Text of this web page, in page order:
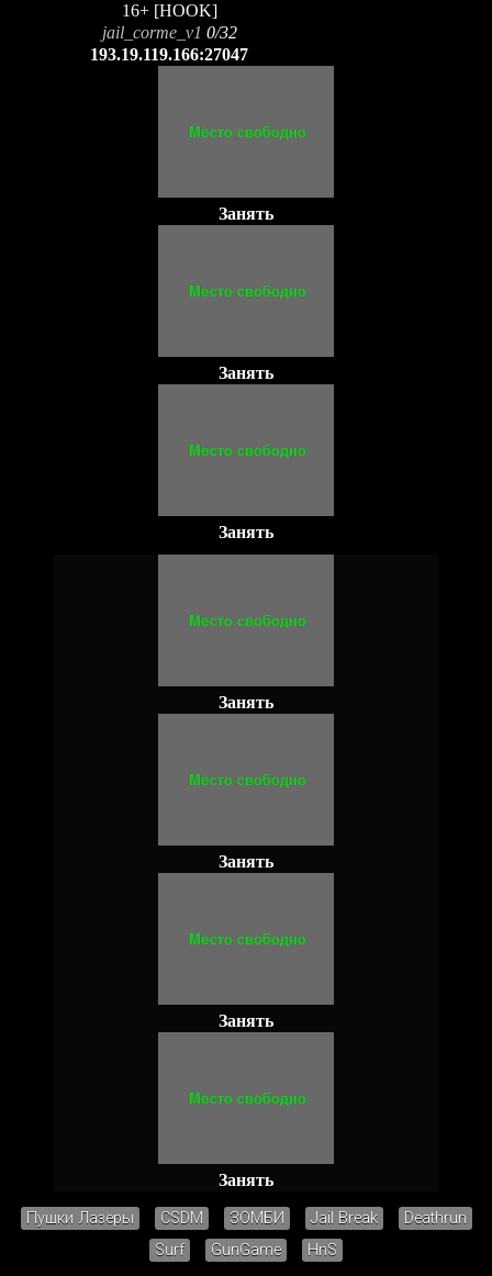
16+ [HOOK]
jail_corme_v1 0/32
193.19.119.166:27047
Занять
Занять
Занять
Занять
Занять
Занять
Занять
Пушки Лазеры CSDM ЗОМБИ Jail Break
Deathrun
Surf
GunGame HnS